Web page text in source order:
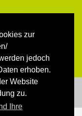
zur
jedoch
erhoben.
Website
zu.
Ihre